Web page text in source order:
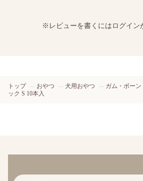
※レビューを書くにはログイン
トップ おやつ 犬用おやつ ガム・ボーン
ック S 10本入